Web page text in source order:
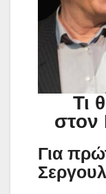
Τι
στον
Για